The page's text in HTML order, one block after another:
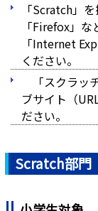
「Scratch」
「Firefox」
「Internet
ください。
「スクラッ
ブサイト（
ださい。
Scratch部門